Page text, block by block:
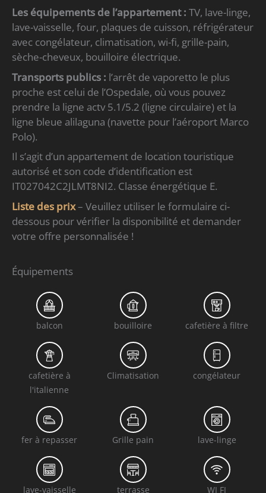
Les équipements de l’appartement : TV, lave-linge,
lave-vaisselle, four, plaques de cuisson, réfrigérateur
avec congélateur, climatisation, wi-fi, grille-pain,
sèche-cheveux, bouilloire électrique.
Transports publics : l’arrêt de vaporetto le plus
proche est celui de l’Ospedale, où vous pouvez
prendre la ligne actv 5.1/5.2 (ligne circulaire) et la
ligne bleue alilaguna (navette pour l’aéroport Marco
Polo).
Il s’agit d’un appartement de location touristique
autorisé et son code d’identification est
IT027042C2JLMT8NI2. Classe énergétique E.
Liste des prix– Veuillez utiliser le formulaire ci-
dessous pour vérifier la disponibilité et demander
votre offre personnalisée !
Équipements
balcon bouilloire cafetière à filtre
cafetière à
l'italienne
Climatisation congélateur
fer à repasser Grille pain lave-linge
lave-vaisselle terrasse WI FI